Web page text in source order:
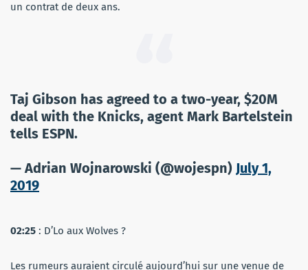
un contrat de deux ans.
Taj Gibson has agreed to a two-year, $20M
deal with the Knicks, agent Mark Bartelstein
tells ESPN.
— Adrian Wojnarowski (@wojespn) July 1,
2019
02:25 : D’Lo aux Wolves ?
Les rumeurs auraient circulé aujourd’hui sur une venue de